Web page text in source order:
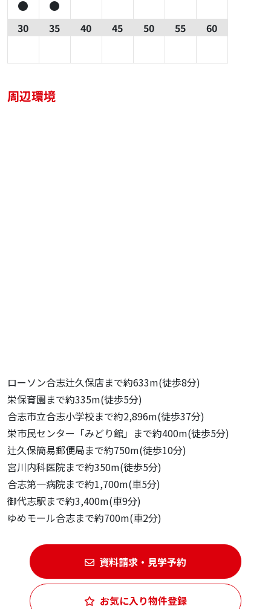
30 35 40 45 50 55 60
周辺環境
ローソン合志辻久保店まで約633m(徒歩8分)
栄保育園まで約335m(徒歩5分)
合志市立合志小学校まで約2,896m(徒歩37分)
栄市民センター「みどり館」まで約400m(徒歩5分)
辻久保簡易郵便局まで約750m(徒歩10分)
宮川内科医院まで約350m(徒歩5分)
合志第一病院まで約1,700m(車5分)
御代志駅まで約3,400m(車9分)
ゆめモール合志まで約700m(車2分)
資料請求・見学予約
お気に入り物件登録